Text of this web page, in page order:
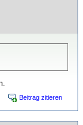
Beitrag zitieren